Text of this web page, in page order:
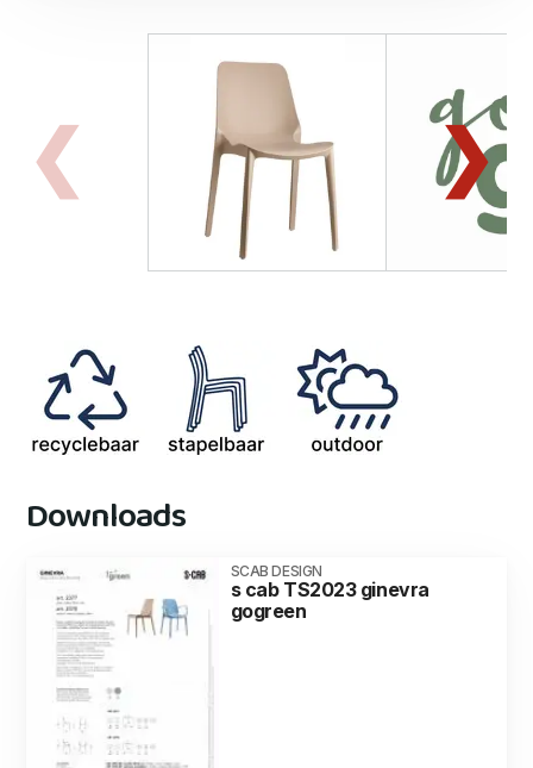
Downloads
SCAB DESIGN
s cab TS2023 ginevra
gogreen